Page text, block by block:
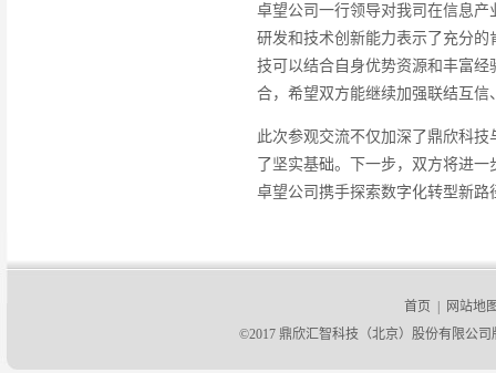
卓望公司一行领导对我司在信息
研发和技术创新能力表示了充分
技可以结合自身优势资源和丰富
合，希望双方能继续加强联结互
此次参观交流不仅加深了鼎欣科
了坚实基础。下一步，双方将进
卓望公司携手探索数字化转型新路
首页 | 网站地
©2017 鼎欣汇智科技（北京）股份有限公司